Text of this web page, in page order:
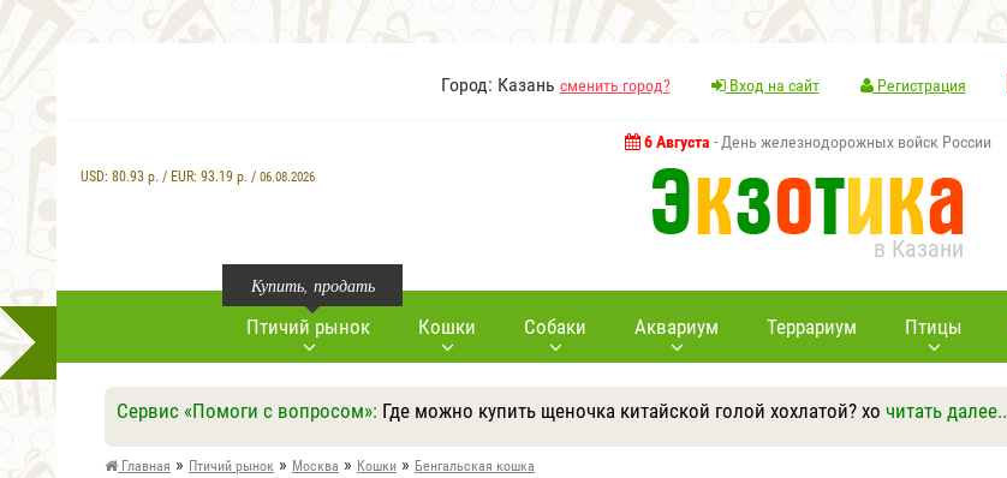
Город: Казань сменить город? Вход на сайт Регистрация
6 Августа - День железнодорожных войск России
USD: 80.93 р. / EUR: 93.19 р. / 06.08.2026
в Казани
Купить, продать
Птичий рынок Кошки Собаки Аквариум Террариум Птицы
Сервис «Помоги с вопросом»: Где можно купить щеночка китайской голой хохлатой? хо читать далее..
Ответить Другие вопросы
Задать вопрос
Главная » Птичий рынок » Москва » Кошки » Бенгальская кошка